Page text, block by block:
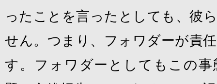
ったことを言ったとしても、彼
せん。つまり、フォワダーが責
す。フォワダーとしてもこの